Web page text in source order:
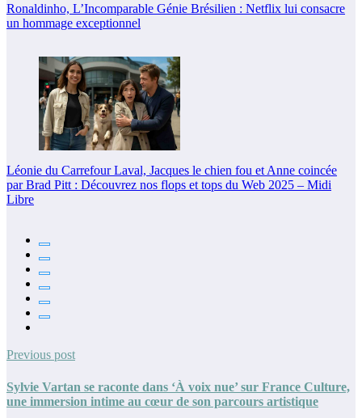
Ronaldinho, L’Incomparable Génie Brésilien : Netflix lui consacre
un hommage exceptionnel
Léonie du Carrefour Laval, Jacques le chien fou et Anne coincée
par Brad Pitt : Découvrez nos flops et tops du Web 2025 – Midi
Libre
Previous post
Sylvie Vartan se raconte dans ‘À voix nue’ sur France Culture,
une immersion intime au cœur de son parcours artistique